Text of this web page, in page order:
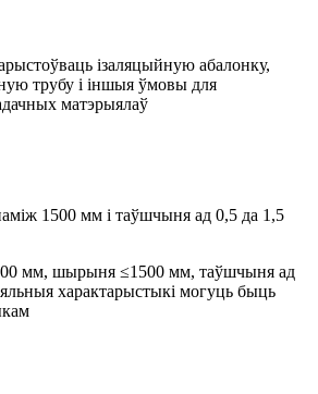
ізаляцыйную абалонку,
трубу і іншыя ўмовы для
матэрыялаў
1500 мм і таўшчыня ад 0,5 да 1,5
мм, шырыня ≤1500 мм, таўшчыня ад
характарыстыкі могуць быць